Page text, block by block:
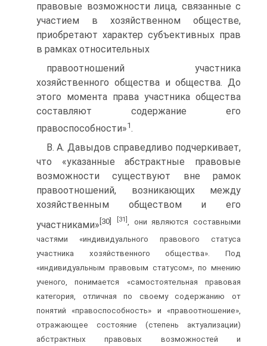
правовые возможности лица, связанные с
участием в хозяйственном обществе,
приобретают характер субъективных прав
в рамках относительных
правоотношений участника
хозяйственного общества и общества. До
этого момента права участника общества
составляют содержание его
правоспособности»1.
В. А. Давыдов справедливо подчеркивает,
что «указанные абстрактные правовые
возможности существуют вне рамок
правоотношений, возникающих между
хозяйственным обществом и его
участниками» [30] [31]
, они являются составными
частями «индивидуального правового статуса
участника хозяйственного общества». Под
«индивидуальным правовым статусом», по мнению
ученого, понимается «самостоятельная правовая
категория, отличная по своему содержанию от
понятий «правоспособность» и «правоотношение»,
отражающее состояние (степень актуализации)
абстрактных правовых возможностей и